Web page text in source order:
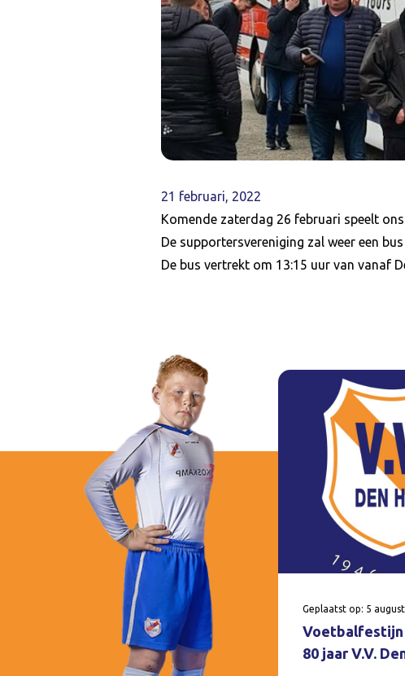
21 februari, 2022
Komende zaterdag 26 februari speelt
De supportersvereniging zal weer een
De bus vertrekt om 13:15 uur van vanaf
Geplaatst op: 5
Voetbalfestijn
80 jaar V.V.